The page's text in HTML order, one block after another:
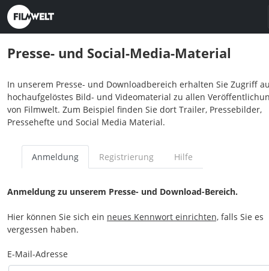
Presse- und Social-Media-Material
In unserem Presse- und Downloadbereich erhalten Sie Zugriff
hochaufgelöstes Bild- und Videomaterial zu allen
von Filmwelt. Zum Beispiel finden Sie dort Trailer, Pressebilder,
Pressehefte und Social Media Material.
Anmeldung Registrierung Hilfe
Anmeldung zu unserem Presse- und Download-Bereich.
Hier können Sie sich ein neues Kennwort einrichten, falls Sie es
vergessen haben.
E-Mail-Adresse